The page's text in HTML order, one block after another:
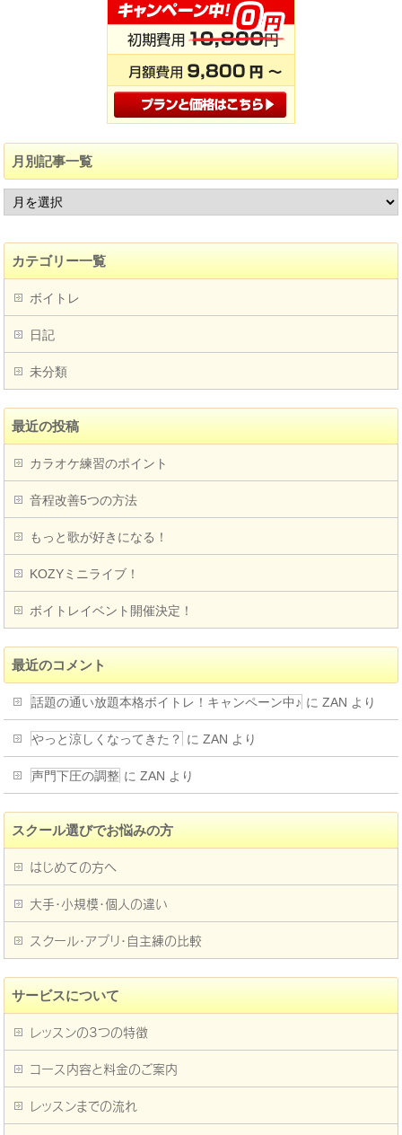
月別記事一覧
カテゴリー一覧
ボイトレ
日記
未分類
最近の投稿
カラオケ練習のポイント
音程改善5つの方法
もっと歌が好きになる！
KOZYミニライブ！
ボイトレイベント開催決定！
最近のコメント
話題の通い放題本格ボイトレ！キャンペーン中♪ にZAN より
やっと涼しくなってきた？ にZAN より
声門下圧の調整 にZAN より
スクール選びでお悩みの方
はじめての方へ
大手・小規模・個人の違い
スクール・アプリ・自主練の比較
サービスについて
レッスンの3つの特徴
コース内容と料金のご案内
レッスンまでの流れ